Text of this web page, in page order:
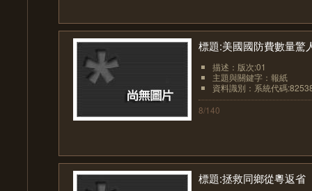
標題:美國國防費數量驚
描述：版次:01
主題與關鍵字：報紙
資料識別：系統代碼
8/140
標題:拯救同鄉從粵返省